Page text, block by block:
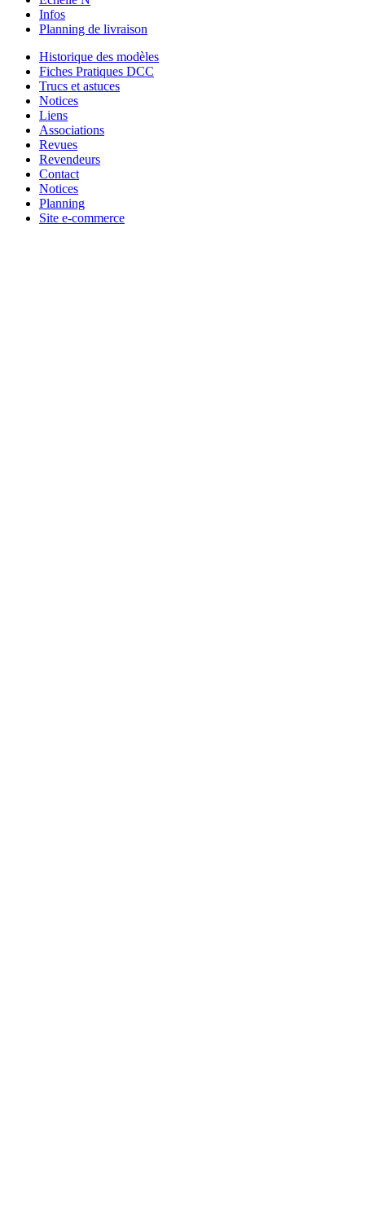
Infos
Planning de livraison
Historique des modèles
Fiches Pratiques DCC
Trucs et astuces
Notices
Liens
Associations
Revues
Revendeurs
Contact
Notices
Planning
Site e-commerce